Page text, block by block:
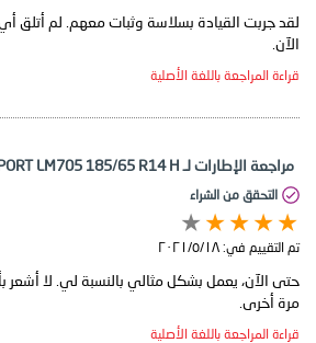
لقد جربت القيادة بسلاسة وثبات معهم. لم أتلق
الآن.
قراءة المراجعة باللغة الأصلية
مراجعة الإطارات لـ Dunlop SP SPORT LM705 185/65 R14 H
التحقق من الشراء
تم التقييم في: ١٨‏/٥‏/٢٠٢١
حتى الآن، يعمل بشكل مثالي بالنسبة لي. لا أشعر
مرة أخرى.
قراءة المراجعة باللغة الأصلية